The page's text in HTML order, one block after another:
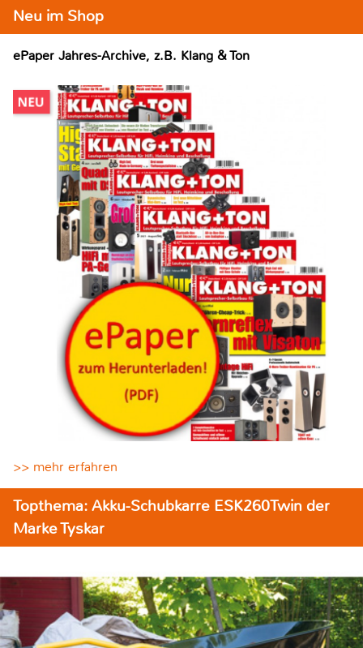
Neu im Shop
ePaper Jahres-Archive, z.B. Klang & Ton
>> mehr erfahren
Topthema: Akku-Schubkarre ESK260Twin der
Marke Tyskar